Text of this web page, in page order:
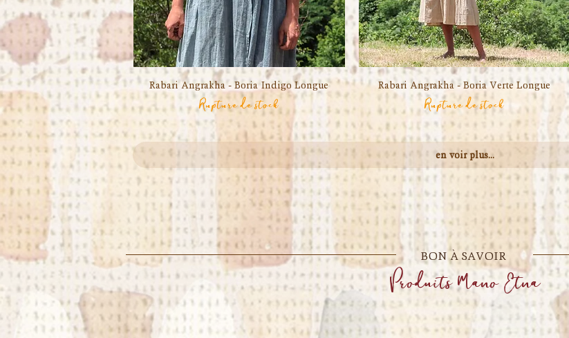
Aperçu rapide
Rabari Angrakha - Boria Indigo Longue
Rupture de stock
Aperçu rapide
Rabari Angrakha - Boria Verte Longue
Rupture de stock
en voir plus...
BON À SAVOIR
Produits Mano Etna